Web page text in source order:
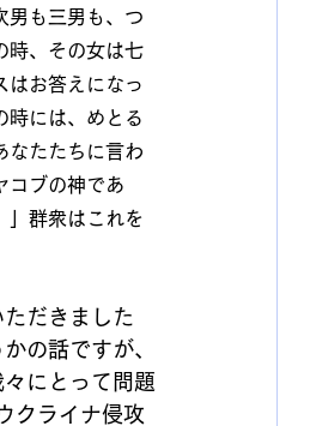
男も三男も、つ
時、その女は七
はお答えになっ
時には、めとる
なたたちに言わ
コブの神であ
」群衆はこれを
だきました
の話ですが、
にとって問題
クライナ侵攻